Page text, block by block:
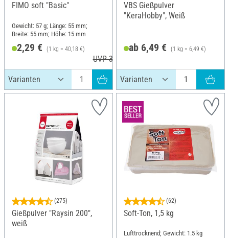
FIMO soft "Basic"
Gewicht: 57 g; Länge: 55 mm;
Breite: 55 mm; Höhe: 15 mm
2,29 € (1 kg = 40,18 €)
UVP 3,60 €
VBS Gießpulver
"KeraHobby", Weiß
ab 6,49 € (1 kg = 6,49 €)
(275)
Gießpulver "Raysin 200",
weiß
(62)
Soft-Ton, 1,5 kg
Lufttrocknend; Gewicht: 1.5 kg